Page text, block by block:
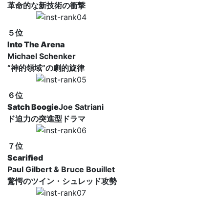
革命的な新技術の衝撃
５位
Into The Arena
Michael Schenker
“神的領域”の劇的旋律
６位
Satch BoogieJoe Satriani
ド迫力の突進型ドラマ
７位
Scarified
Paul Gilbert & Bruce Bouillet
驚愕のツイン・シュレッド攻勢